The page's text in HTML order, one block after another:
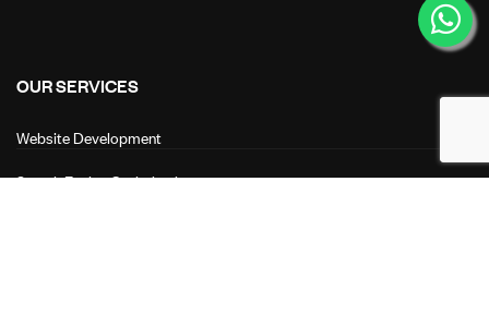
OUR SERVICES
Website Development
Search Engine Optimization